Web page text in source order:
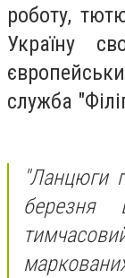
роботу,
Україну
служба
"Ланцюги
березня